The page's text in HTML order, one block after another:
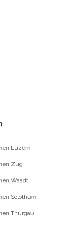
Luzern
Zug
Waadt
Solothurn
Thurgau